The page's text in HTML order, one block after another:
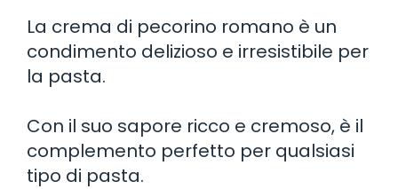
La crema di pecorino romano è un
condimento delizioso e irresistibile per
la pasta.
Con il suo sapore ricco e cremoso, è il
complemento perfetto per qualsiasi
tipo di pasta.